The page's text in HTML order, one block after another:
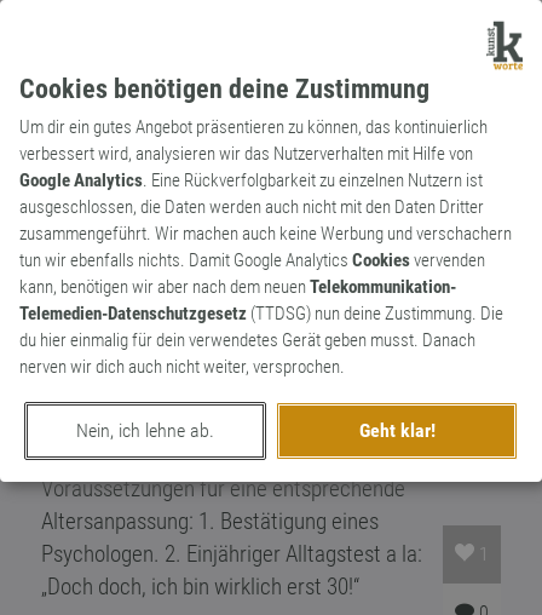
Cookies benötigen deine Zustimmung
Um dir ein gutes Angebot präsentieren zu können, das kontinuierlich
verbessert wird, analysieren wir das Nutzerverhalten mit Hilfe von
Google Analytics. Eine Rückverfolgbarkeit zu einzelnen Nutzern ist
ausgeschlossen, die Daten werden auch nicht mit den Daten Dritter
zusammengeführt. Wir machen auch keine Werbung und verschachern
tun wir ebenfalls nichts. Damit Google Analytics Cookiesvervenden
kann, benötigen wir aber nach dem neuenTelekommunikation-
Telemedien-Datenschutzgesetz (TTDSG) nun deine Zustimmung. Die
du hier einmalig für dein verwendetes Gerät geben musst. Danach
nerven wir dich auch nicht weiter, versprochen.
Nein, ich lehne ab. Geht klar!
Kunstwort
Substantiv
Transager
Ein Transager ist jemand, dessen offiziell
im Ausweis stehendes Geburtsdatum nicht
seinem gefühlten biologischen Alter
Mensch, der im Körper eines faktisch
älteren Menschen gefangen ist.
Voraussetzungen für eine entsprechende
Altersanpassung: 1. Bestätigung eines
Psychologen. 2. Einjähriger Alltagstest a la:
„Doch doch, ich bin wirklich erst 30!“
1